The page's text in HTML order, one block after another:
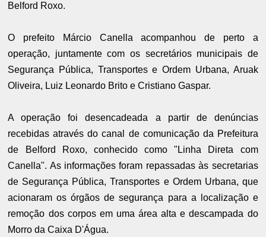
Belford Roxo.
O prefeito Márcio Canella acompanhou de perto a
operação, juntamente com os secretários municipais de
Segurança Pública, Transportes e Ordem Urbana, Aruak
Oliveira, Luiz Leonardo Brito e Cristiano Gaspar.
A operação foi desencadeada a partir de denúncias
recebidas através do canal de comunicação da Prefeitura
de Belford Roxo, conhecido como "Linha Direta com
Canella". As informações foram repassadas às secretarias
de Segurança Pública, Transportes e Ordem Urbana, que
acionaram os órgãos de segurança para a localização e
remoção dos corpos em uma área alta e descampada do
Morro da Caixa D'Água.